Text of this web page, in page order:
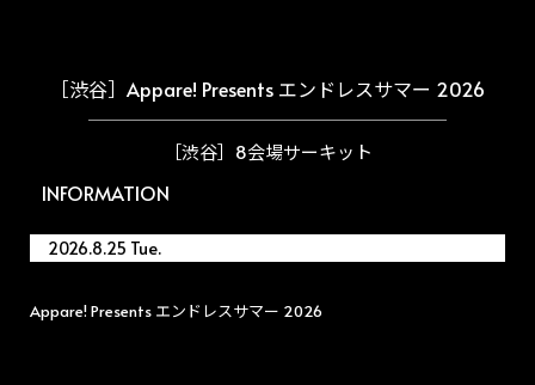
［渋谷］Appare! Presents エンドレスサマー 2026
［渋谷］8会場サーキット
INFORMATION
2026.8.25 Tue.
Appare! Presents エンドレスサマー 2026